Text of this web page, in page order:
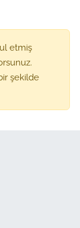
etmiş
şekilde